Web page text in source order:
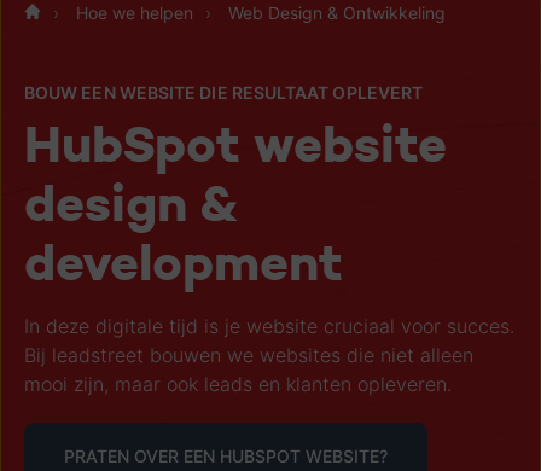
Hoe we helpen Web Design & Ontwikkeling
BOUW EEN WEBSITE DIE RESULTAAT OPLEVERT
HubSpot website
design &
development
In deze digitale tijd is je website cruciaal voor succes.
Bij leadstreet bouwen we websites die niet alleen
mooi zijn, maar ook leads en klanten opleveren.
PRATEN OVER EEN HUBSPOT WEBSITE?